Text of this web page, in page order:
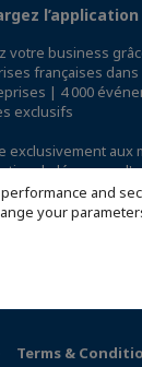
and
your
votre business
françaises dans
| 4 000
exclusifs
exclusivement aux
découvrez
Terms &